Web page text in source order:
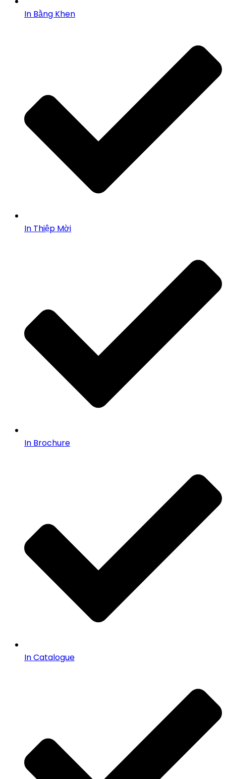
In Bằng Khen
In Thiệp Mời
In Brochure
In Catalogue